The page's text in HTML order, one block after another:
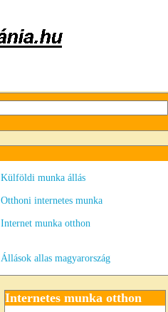
Külföldi munka állás
Otthoni internetes munka
Internet munka otthon
Állások allas magyarország
Internetes munka otthon